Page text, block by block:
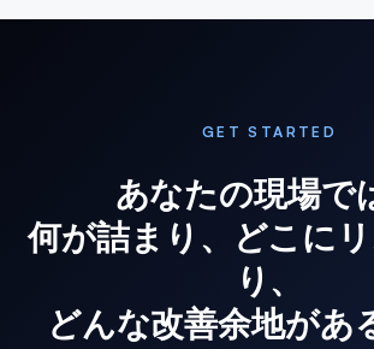
GET STARTED
あなたの現場で
何が詰まり、どこに
り、
どんな改善余地があ